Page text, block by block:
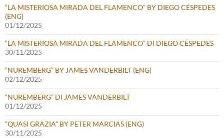
“LA MISTERIOSA MIRADA DEL FLAMENCO” BY DIEGO CÉSPEDES
(ENG)
01/12/2025
“LA MISTERIOSA MIRADA DEL FLAMENCO” DI DIEGO CÉSPEDES
30/11/2025
“NUREMBERG” BY JAMES VANDERBILT (ENG)
02/12/2025
“NUREMBERG” DI JAMES VANDERBILT
01/12/2025
“QUASI GRAZIA” BY PETER MARCIAS (ENG)
30/11/2025